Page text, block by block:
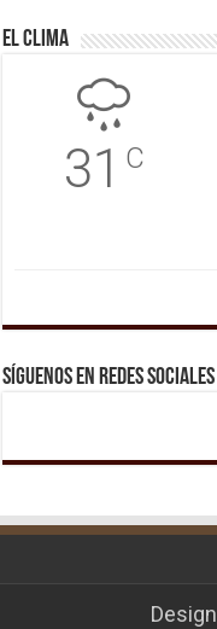
El Clima
31 C
Síguenos en Redes Sociales